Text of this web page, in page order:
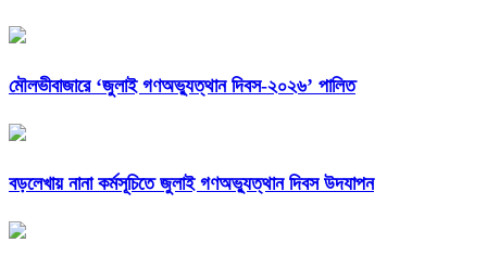
মৌলভীবাজারে ‘জুলাই গণঅভ্যুত্থান দিবস-২০২৬’ পালিত
বড়লেখায় নানা কর্মসূচিতে জুলাই গণঅভ্যুত্থান দিবস উদযাপন